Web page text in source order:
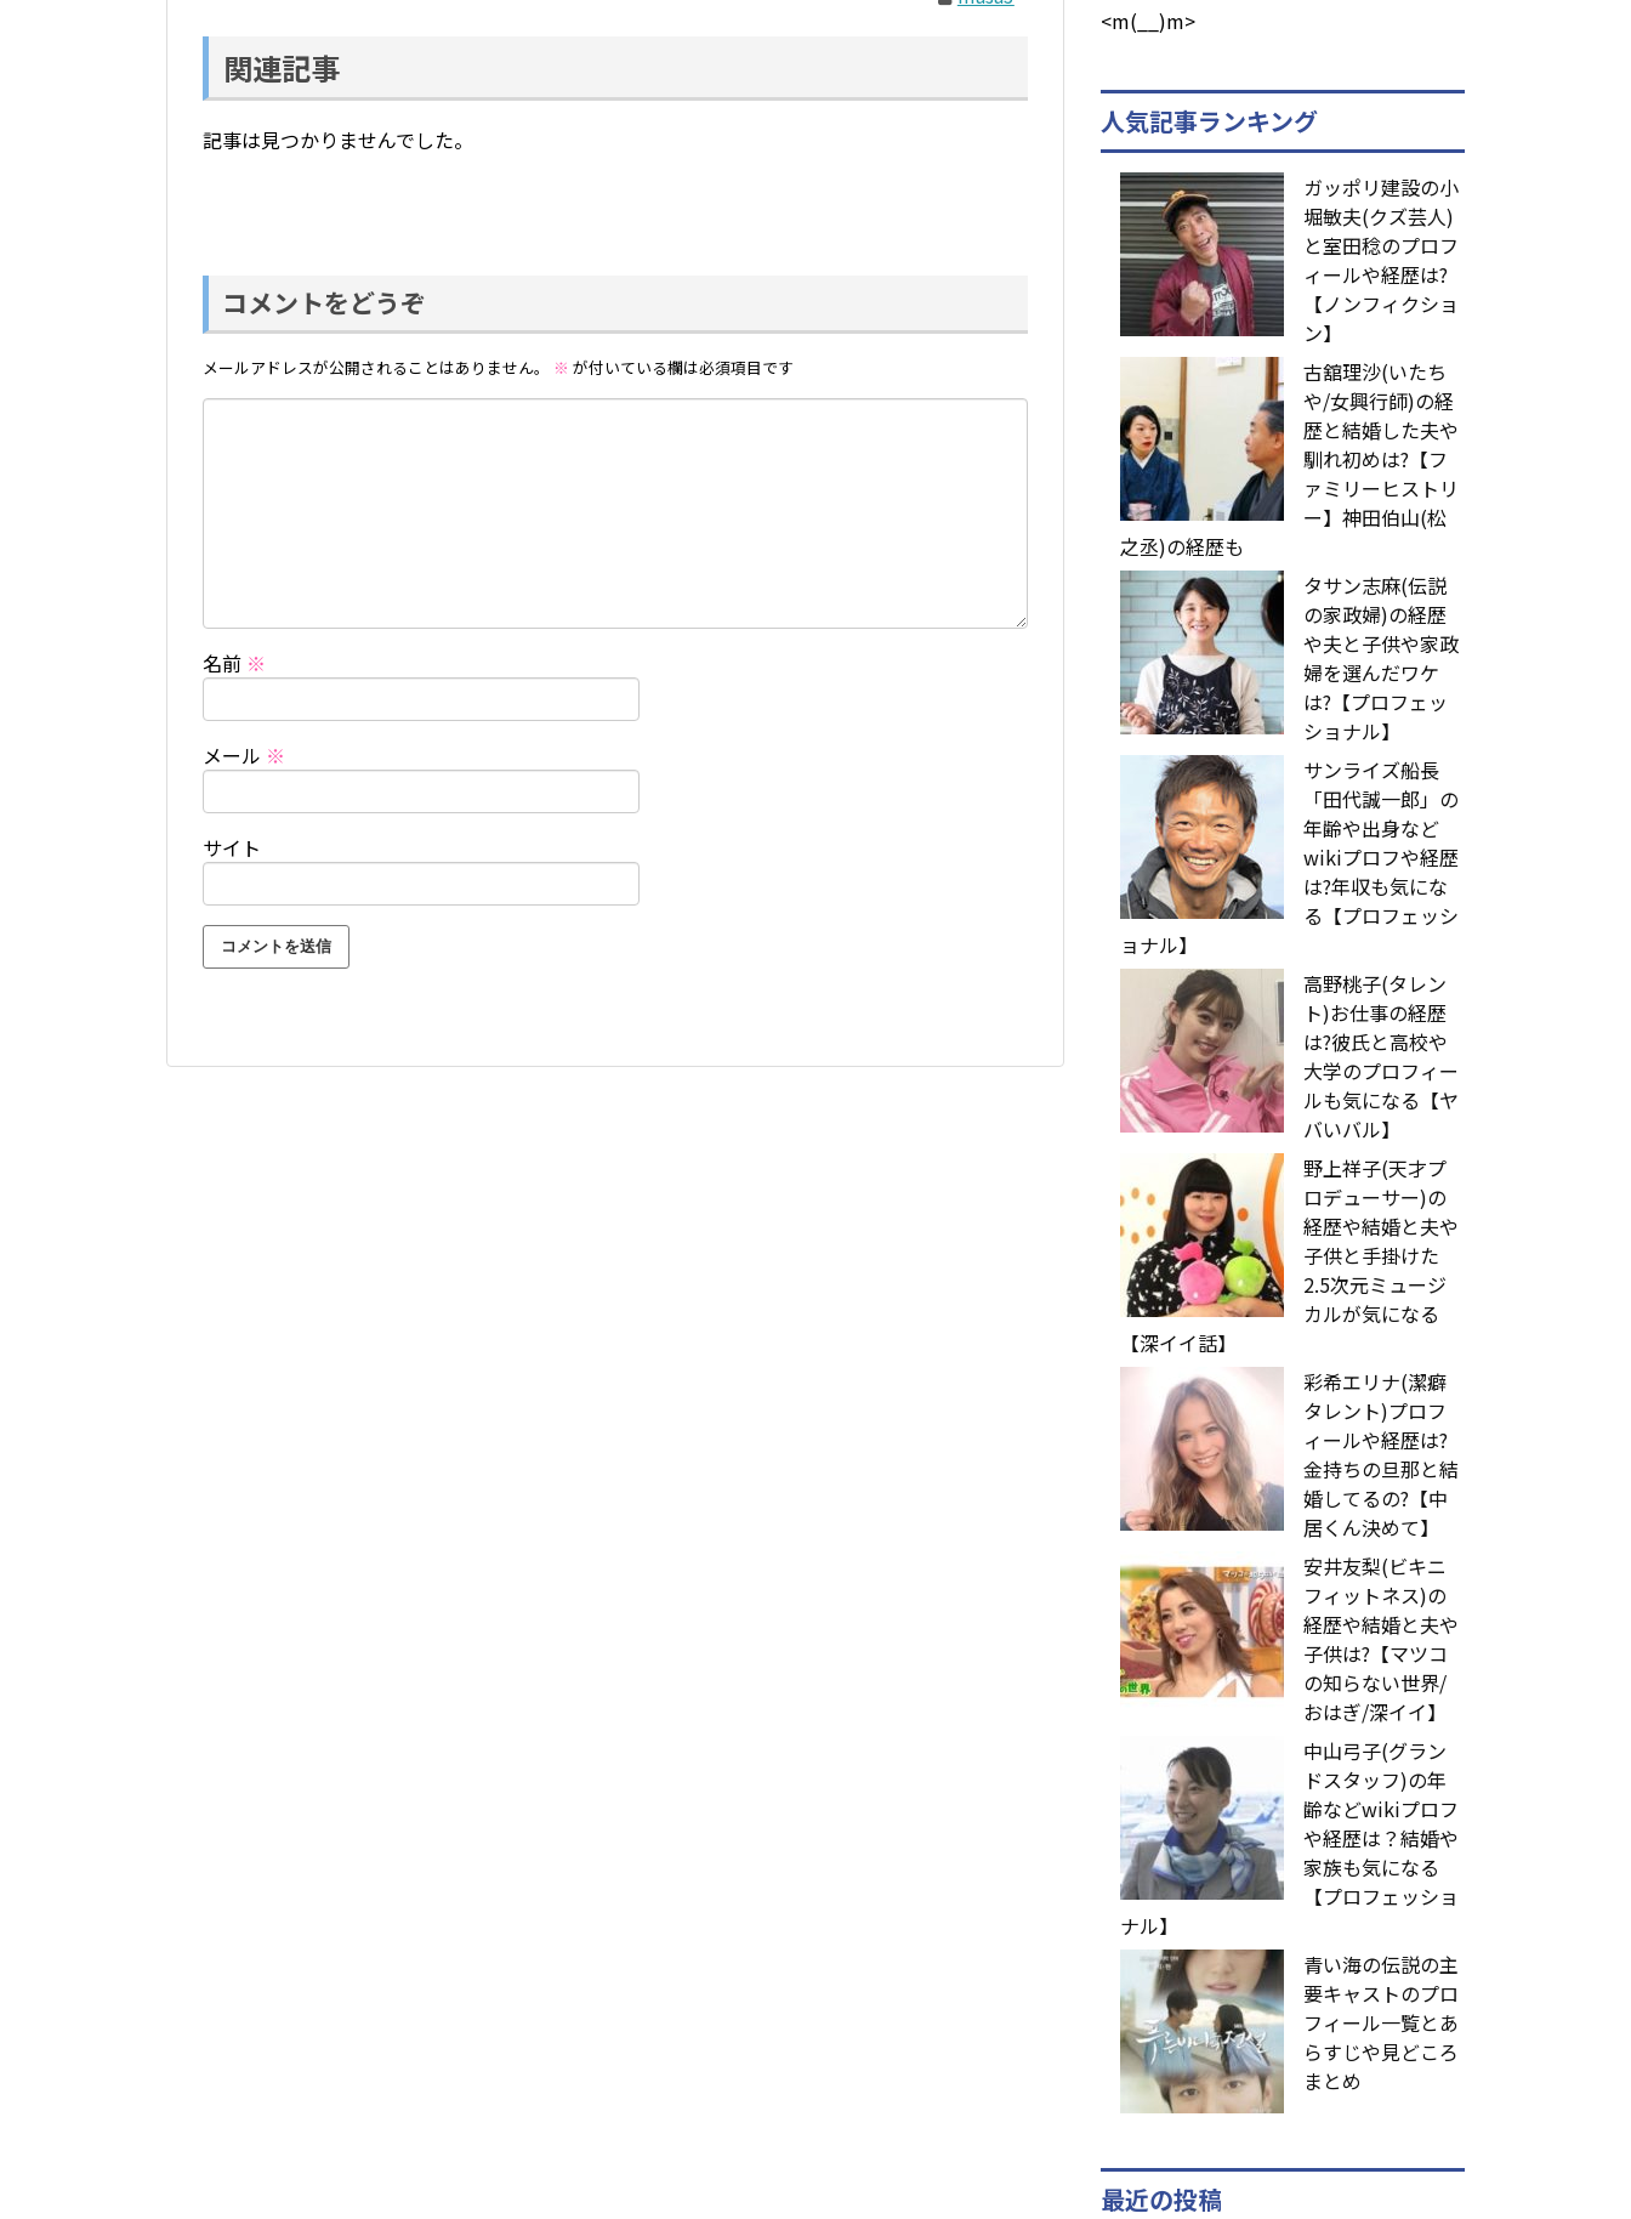
関連記事
記事は見つかりませんでした。
コメントをどうぞ
メールアドレスが公開されることはありません。 ※ が付いている欄は必須項目です
名前 ※
メール ※
サイト
<m(__)m>
人気記事ランキング
ガッポリ建設の小
堀敏夫(クズ芸人)
と室田稔のプロフ
ィールや経歴は?
【ノンフィクショ
ン】
古舘理沙(いたち
や/女興行師)の経
歴と結婚した夫や
馴れ初めは?【フ
ァミリーヒストリ
ー】神田伯山(松
之丞)の経歴も
タサン志麻(伝説
の家政婦)の経歴
や夫と子供や家政
婦を選んだワケ
は?【プロフェッ
ショナル】
サンライズ船長
「田代誠一郎」の
年齢や出身など
wikiプロフや経歴
は?年収も気にな
る【プロフェッシ
ョナル】
高野桃子(タレン
ト)お仕事の経歴
は?彼氏と高校や
大学のプロフィー
ルも気になる【ヤ
バいバル】
野上祥子(天才プ
ロデューサー)の
経歴や結婚と夫や
子供と手掛けた
2.5次元ミュージ
カルが気になる
【深イイ話】
彩希エリナ(潔癖
タレント)プロフ
ィールや経歴は?
金持ちの旦那と結
婚してるの?【中
居くん決めて】
安井友梨(ビキニ
フィットネス)の
経歴や結婚と夫や
子供は?【マツコ
の知らない世界/
おはぎ/深イイ】
中山弓子(グラン
ドスタッフ)の年
齢などwikiプロフ
や経歴は？結婚や
家族も気になる
【プロフェッショ
ナル】
青い海の伝説の主
要キャストのプロ
フィール一覧とあ
らすじや見どころ
まとめ
最近の投稿